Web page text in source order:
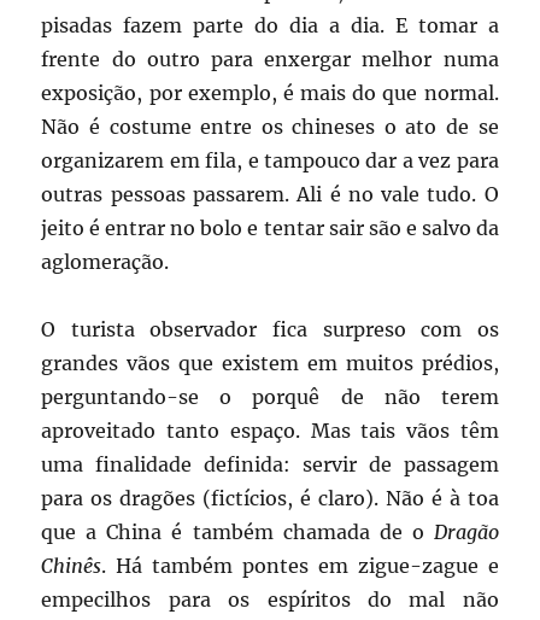
pisadas fazem parte do dia a dia. E tomar a
frente do outro para enxergar melhor numa
exposição, por exemplo, é mais do que normal.
Não é costume entre os chineses o ato de se
organizarem em fila, e tampouco dar a vez para
outras pessoas passarem. Ali é no vale tudo. O
jeito é entrar no bolo e tentar sair são e salvo da
aglomeração.
O turista observador fica surpreso com os
grandes vãos que existem em muitos prédios,
perguntando-se o porquê de não terem
aproveitado tanto espaço. Mas tais vãos têm
uma finalidade definida: servir de passagem
para os dragões (fictícios, é claro). Não é à toa
que a China é também chamada de o Dragão
Chinês. Há também pontes em zigue-zague e
empecilhos para os espíritos do mal não